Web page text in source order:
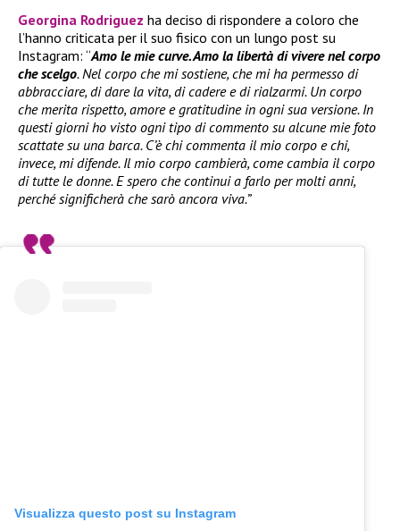
Georgina Rodriguez ha deciso di rispondere a coloro che
l’hanno criticata per il suo fisico con un lungo post su
Instagram: “Amo le mie curve. Amo la libertà di vivere nel corpo
che scelgo. Nel corpo che mi sostiene, che mi ha permesso di
abbracciare, di dare la vita, di cadere e di rialzarmi. Un corpo
che merita rispetto, amore e gratitudine in ogni sua versione. In
questi giorni ho visto ogni tipo di commento su alcune mie foto
scattate su una barca. C’è chi commenta il mio corpo e chi,
invece, mi difende. Il mio corpo cambierà, come cambia il corpo
di tutte le donne. E spero che continui a farlo per molti anni,
perché significherà che sarò ancora viva.”
Visualizza questo post su Instagram